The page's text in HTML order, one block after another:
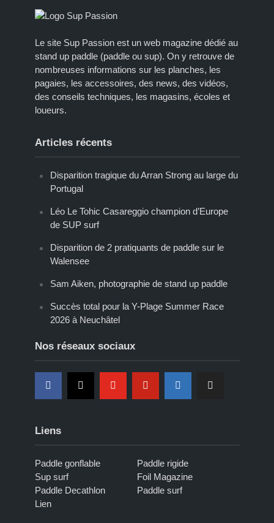
Le site Sup Passion est un web magazine dédié au
stand up paddle (paddle ou sup). On y retrouve de
nombreuses informations sur les planches, les
pagaies, les accessoires, des news, des vidéos,
des conseils techniques, les magasins, écoles et
loueurs.
Articles récents
Disparition tragique du Arran Strong au large du
Portugal
Léo Le Tohic Casareggio champion d’Europe
de SUP surf
Disparition de 2 pratiquants de paddle sur le
Walensee
Sam Aiken, photographie de stand up paddle
Succès total pour la Y-Plage Summer Race
2026 à Neuchâtel
Nos réseaux sociaux
Liens
Paddle gonflable
Paddle rigide
Sup surf
Foil Magazine
Paddle Decathlon
Paddle surf
Lien